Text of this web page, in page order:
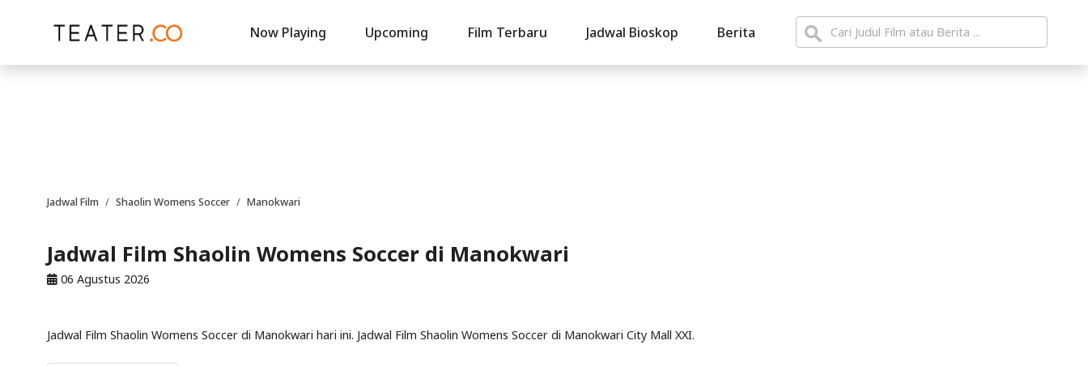
Now Playing Upcoming Film Terbaru Jadwal Bioskop Berita
Jadwal Film Shaolin Womens Soccer Manokwari
Jadwal Film Shaolin Womens Soccer di Manokwari
06 Agustus 2026
Jadwal Film Shaolin Womens Soccer di Manokwari hari ini. Jadwal Film Shaolin Womens Soccer di Manokwari City Mall XXI.